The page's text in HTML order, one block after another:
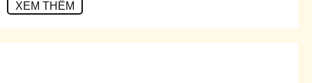
XEM THÊM